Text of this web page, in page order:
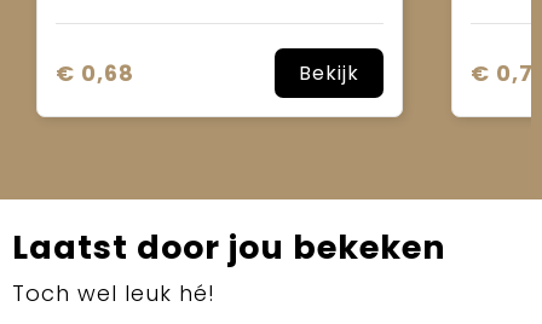
€ 0,68 Bekijk €
Laatst door jou bekeken
Toch wel leuk hé!